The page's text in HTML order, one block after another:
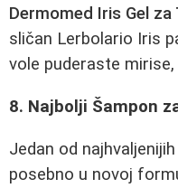
Dermomed Iris Gel za
sličan Lerbolario Iris
vole puderaste
8. Najbolji Šampon
Jedan od
posebno u novoj